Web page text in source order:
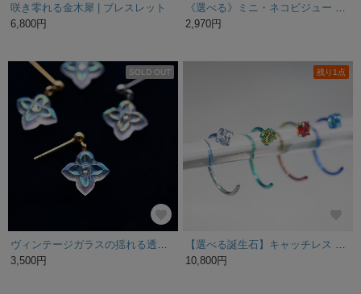
咲き零れる金木犀 | ブレスレット
6,800円
2,970円
SOLD OUT
3,500円
残り1点
10,800円